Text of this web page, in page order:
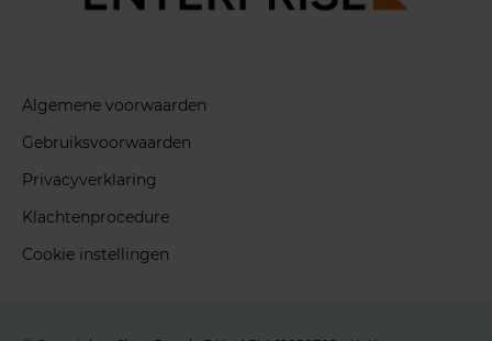
Algemene voorwaarden
Gebruiksvoorwaarden
Privacyverklaring
Klachtenprocedure
Cookie instellingen